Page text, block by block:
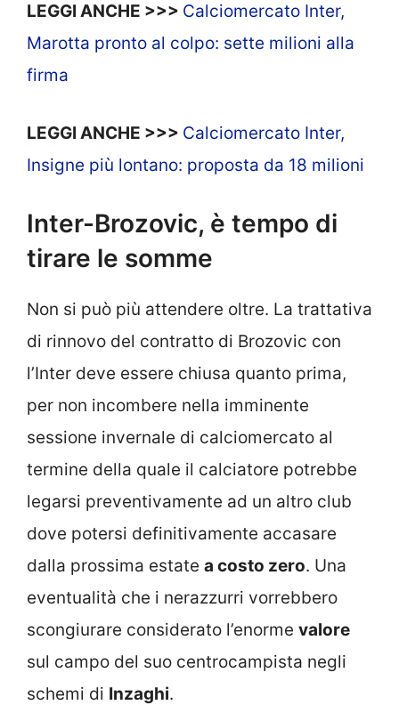
LEGGI ANCHE >>> Calciomercato Inter,
Marotta pronto al colpo: sette milioni alla
firma
LEGGI ANCHE >>> Calciomercato Inter,
Insigne più lontano: proposta da 18 milioni
Inter-Brozovic, è tempo di
tirare le somme
Non si può più attendere oltre. La trattativa
di rinnovo del contratto di Brozovic con
l’Inter deve essere chiusa quanto prima,
per non incombere nella imminente
sessione invernale di calciomercato al
termine della quale il calciatore potrebbe
legarsi preventivamente ad un altro club
dove potersi definitivamente accasare
dalla prossima estate a costo zero. Una
eventualità che i nerazzurri vorrebbero
scongiurare considerato l’enorme valore
sul campo del suo centrocampista negli
schemi di Inzaghi.